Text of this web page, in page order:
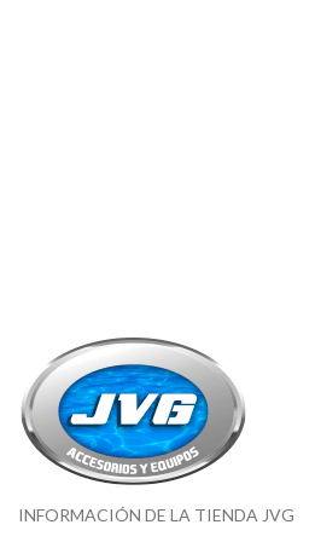
INFORMACIÓN DE LA TIENDA JVG